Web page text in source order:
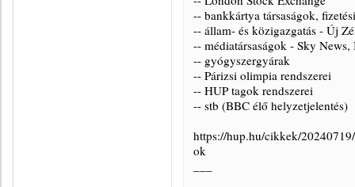
-- bankkártya társaságok,
-- állam- és közigazgatás - Új
-- médiatársaságok - Sky News,
-- gyógyszergyárak
-- Párizsi olimpia rendszerei
-- HUP tagok rendszerei
-- stb (BBC élő helyzetjelentés)
https://hup.hu/cikkek/
ok